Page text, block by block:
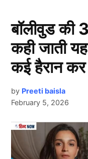
Team India से
3 चेहरे
बॉलीवुड की
कही जाती
कई हैरान कर
by Preeti baisla
February 5, 2026